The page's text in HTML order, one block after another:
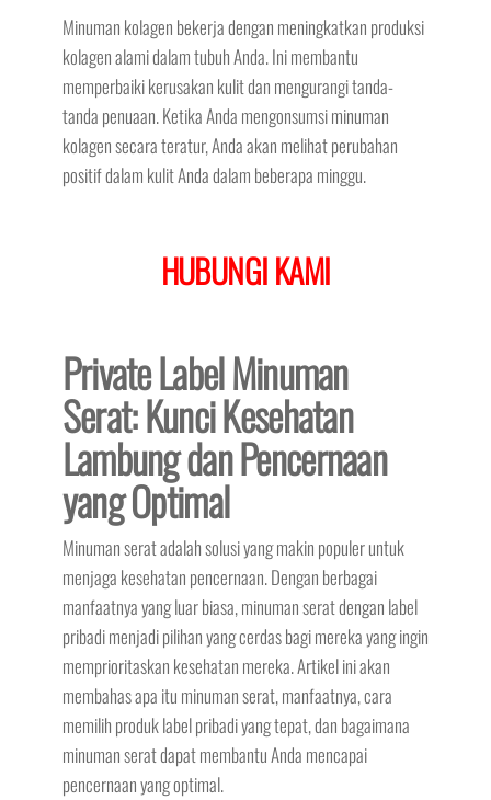
Minuman kolagen bekerja dengan meningkatkan produksi
kolagen alami dalam tubuh Anda. Ini membantu
memperbaiki kerusakan kulit dan mengurangi tanda-
tanda penuaan. Ketika Anda mengonsumsi minuman
kolagen secara teratur, Anda akan melihat perubahan
positif dalam kulit Anda dalam beberapa minggu.
HUBUNGI KAMI
Private Label Minuman
Serat: Kunci Kesehatan
Lambung dan Pencernaan
yang Optimal
Minuman serat adalah solusi yang makin populer untuk
menjaga kesehatan pencernaan. Dengan berbagai
manfaatnya yang luar biasa, minuman serat dengan label
pribadi menjadi pilihan yang cerdas bagi mereka yang ingin
memprioritaskan kesehatan mereka. Artikel ini akan
membahas apa itu minuman serat, manfaatnya, cara
memilih produk label pribadi yang tepat, dan bagaimana
minuman serat dapat membantu Anda mencapai
pencernaan yang optimal.